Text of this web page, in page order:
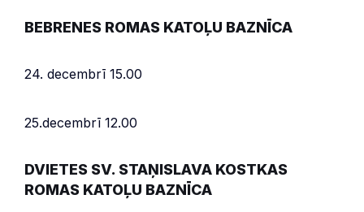
BEBRENES ROMAS KATOĻU BAZNĪCA
24. decembrī 15.00
25.decembrī 12.00
DVIETES SV. STAŅISLAVA KOSTKAS
ROMAS KATOĻU BAZNĪCA